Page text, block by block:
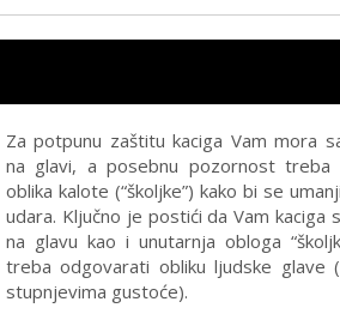
Za potpunu zaštitu kaciga Vam mora
na glavi, a posebnu pozornost treba
oblika kalote (“školjke”) kako bi se
udara. Ključno je postići da Vam kaciga
na glavu kao i unutarnja obloga
treba odgovarati obliku ljudske glave
stupnjevima gustoće).